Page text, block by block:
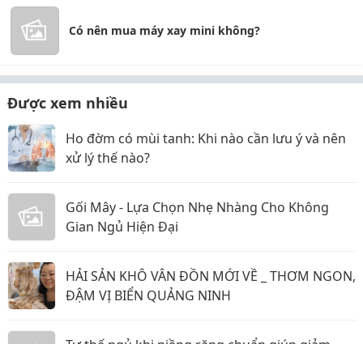
Có nên mua máy xay mini không?
Được xem nhiều
Ho đờm có mùi tanh: Khi nào cần lưu ý và nên
xử lý thế nào?
Gối Mây - Lựa Chọn Nhẹ Nhàng Cho Không
Gian Ngủ Hiện Đại
HẢI SẢN KHÔ VÂN ĐỒN MỚI VỀ _ THƠM NGON,
ĐẬM VỊ BIỂN QUẢNG NINH